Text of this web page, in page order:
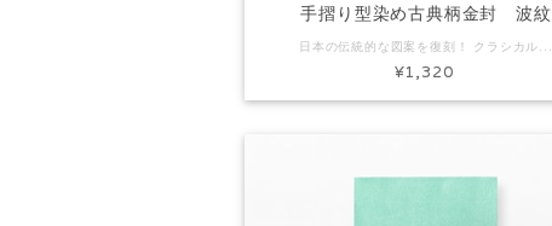
手摺り型染め古典柄金封 波紋
¥1,320